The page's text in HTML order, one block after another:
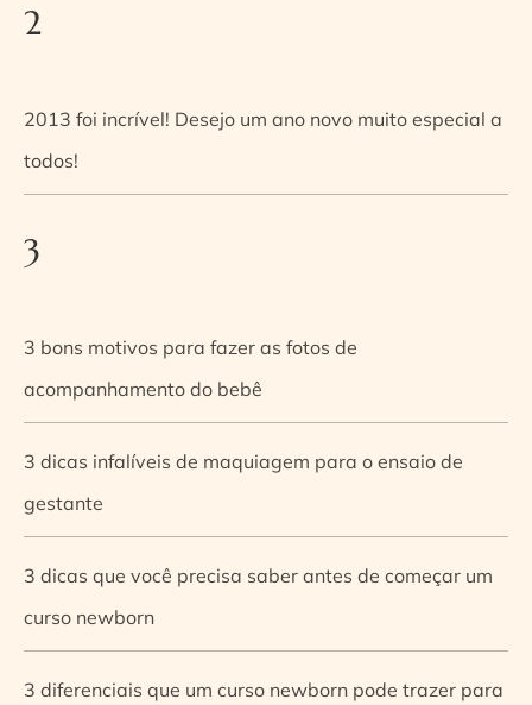
2
2013 foi incrível! Desejo um ano novo muito especial a
todos!
3
3 bons motivos para fazer as fotos de
acompanhamento do bebê
3 dicas infalíveis de maquiagem para o ensaio de
gestante
3 dicas que você precisa saber antes de começar um
curso newborn
3 diferenciais que um curso newborn pode trazer para